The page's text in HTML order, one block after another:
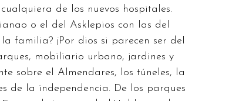
de los nuevos hospitales.
o el del Asklepios con las del
familia? ¡Por dios si parecen ser del
mobiliario urbano, jardines y
sobre el Almendares, los túneles, la
de la independencia. De los parques